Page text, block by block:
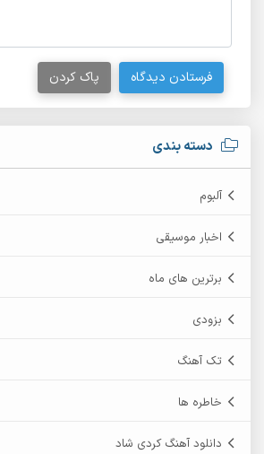
دسته بندی
آلبوم
اخبار موسیقی
برترین های ماه
بزودی
تک آهنگ
خاطره ها
دانلود آهنگ کردی شاد
فرستادن دیدگاه پاک کردن